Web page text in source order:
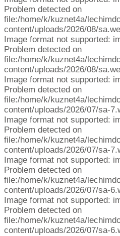
Problem detected on
file:/home/k/kuznet4a/
content/uploads/2026/08/
Image format not supported:
Problem detected on
file:/home/k/kuznet4a/
content/uploads/2026/08/
Image format not supported:
Problem detected on
file:/home/k/kuznet4a/
content/uploads/2026/07/sa-
Image format not supported:
Problem detected on
file:/home/k/kuznet4a/
content/uploads/2026/07/sa-
Image format not supported:
Problem detected on
file:/home/k/kuznet4a/
content/uploads/2026/07/sa-
Image format not supported:
Problem detected on
file:/home/k/kuznet4a/
content/uploads/2026/07/sa-